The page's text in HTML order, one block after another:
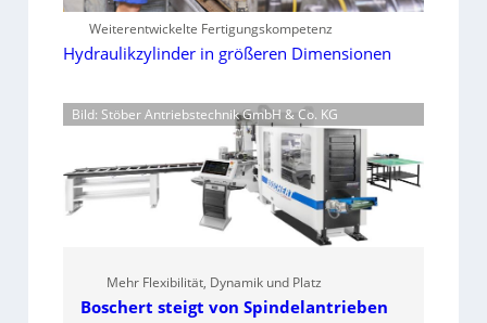
Weiterentwickelte Fertigungskompetenz
Hydraulikzylinder in größeren Dimensionen
Bild: Stöber Antriebstechnik GmbH & Co. KG
Mehr Flexibilität, Dynamik und Platz
Boschert steigt von Spindelantrieben